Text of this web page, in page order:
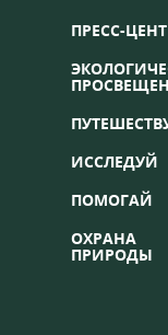
ПРЕСС-
ИССЛЕДУЙ
ПОМОГАЙ
ОХРАНА
ПРИРОДЫ